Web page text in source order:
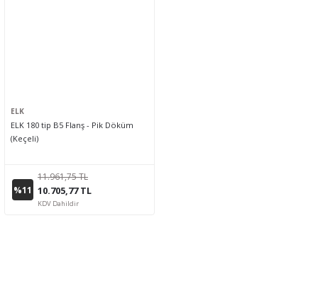
ELK
ELK 180 tip B5 Flanş - Pik Döküm
(Keçeli)
%11
11.961,75 TL
10.705,77 TL
KDV Dahildir